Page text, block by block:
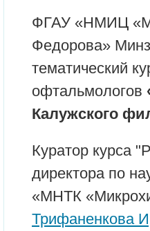
ФГАУ «НМИЦ
Федорова»
тематический
офтальмологов
Калужского
Куратор курса
директора по
«МНТК
Трифаненкова